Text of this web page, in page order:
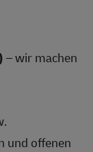
– wir machen
und offenen